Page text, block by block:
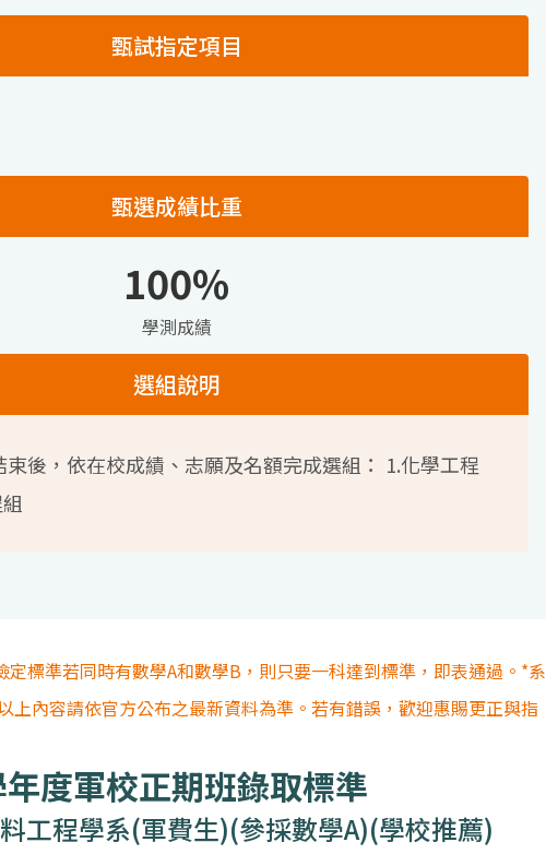
甄試指定項目
甄選成績比重
100%
學測成績
選組說明
後，依在校成績、志願及名額完成選組： 1.化學工程
標準若同時有數學A和數學B，則只要一科達到標準，即表通過。*系
上內容請依官方公布之最新資料為準。若有錯誤，歡迎惠賜更正與指
度軍校正期班錄取標準
工程學系(軍費生)(參採數學A)(學校推薦)